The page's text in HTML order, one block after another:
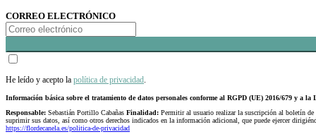
CORREO ELECTRÓNICO
He leído y acepto la política de privacidad
Información básica sobre el tratamiento de datos personales conforme al RGPD (UE) 2016/679 y a la
Responsable: Sebastián Portillo Cabañas Finalidad: Permitir al usuario realizar la suscripción al boletín
suprimir sus datos, así como otros derechos indicados en la información adicional, que puede ejercer
https://flordecanela.es/politica-de-privacidad